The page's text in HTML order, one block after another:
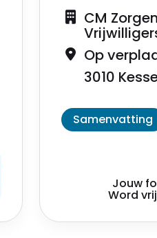
CM
Op
3010
Samenvatting
Jouw
Word